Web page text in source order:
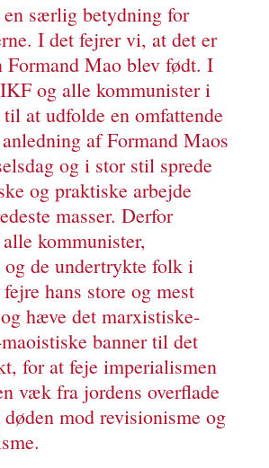
en særlig betydning for
I det fejrer vi, at det er
Formand Mao blev født. I
og alle kommunister i
at udfolde en omfattende
af Formand Maos
og i stor stil sprede
og praktiske arbejde
masser. Derfor
kommunister,
og de undertrykte folk i
hans store og mest
hæve det marxistiske-
banner til det
for at feje imperialismen
væk fra jordens overflade
mod revisionisme og